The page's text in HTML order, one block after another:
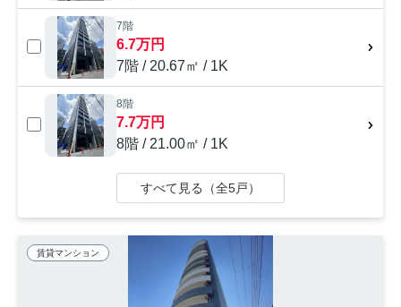
7階
6.7万円
7階 / 20.67㎡ / 1K
8階
7.7万円
8階 / 21.00㎡ / 1K
すべて見る（全5戸）
賃貸マンション